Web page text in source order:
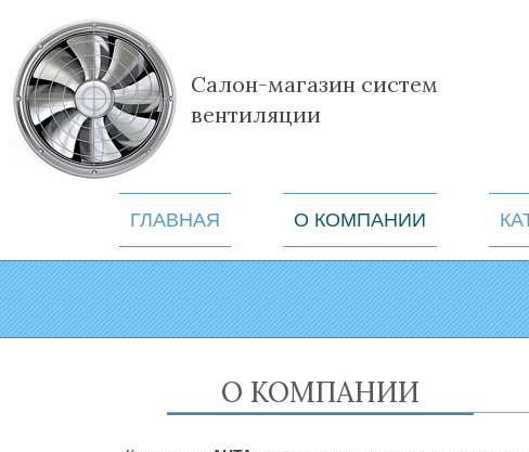
Салон-магазин систем
вентиляции
ГЛАВНАЯ О КОМПАНИИ
О КОМПАНИИ